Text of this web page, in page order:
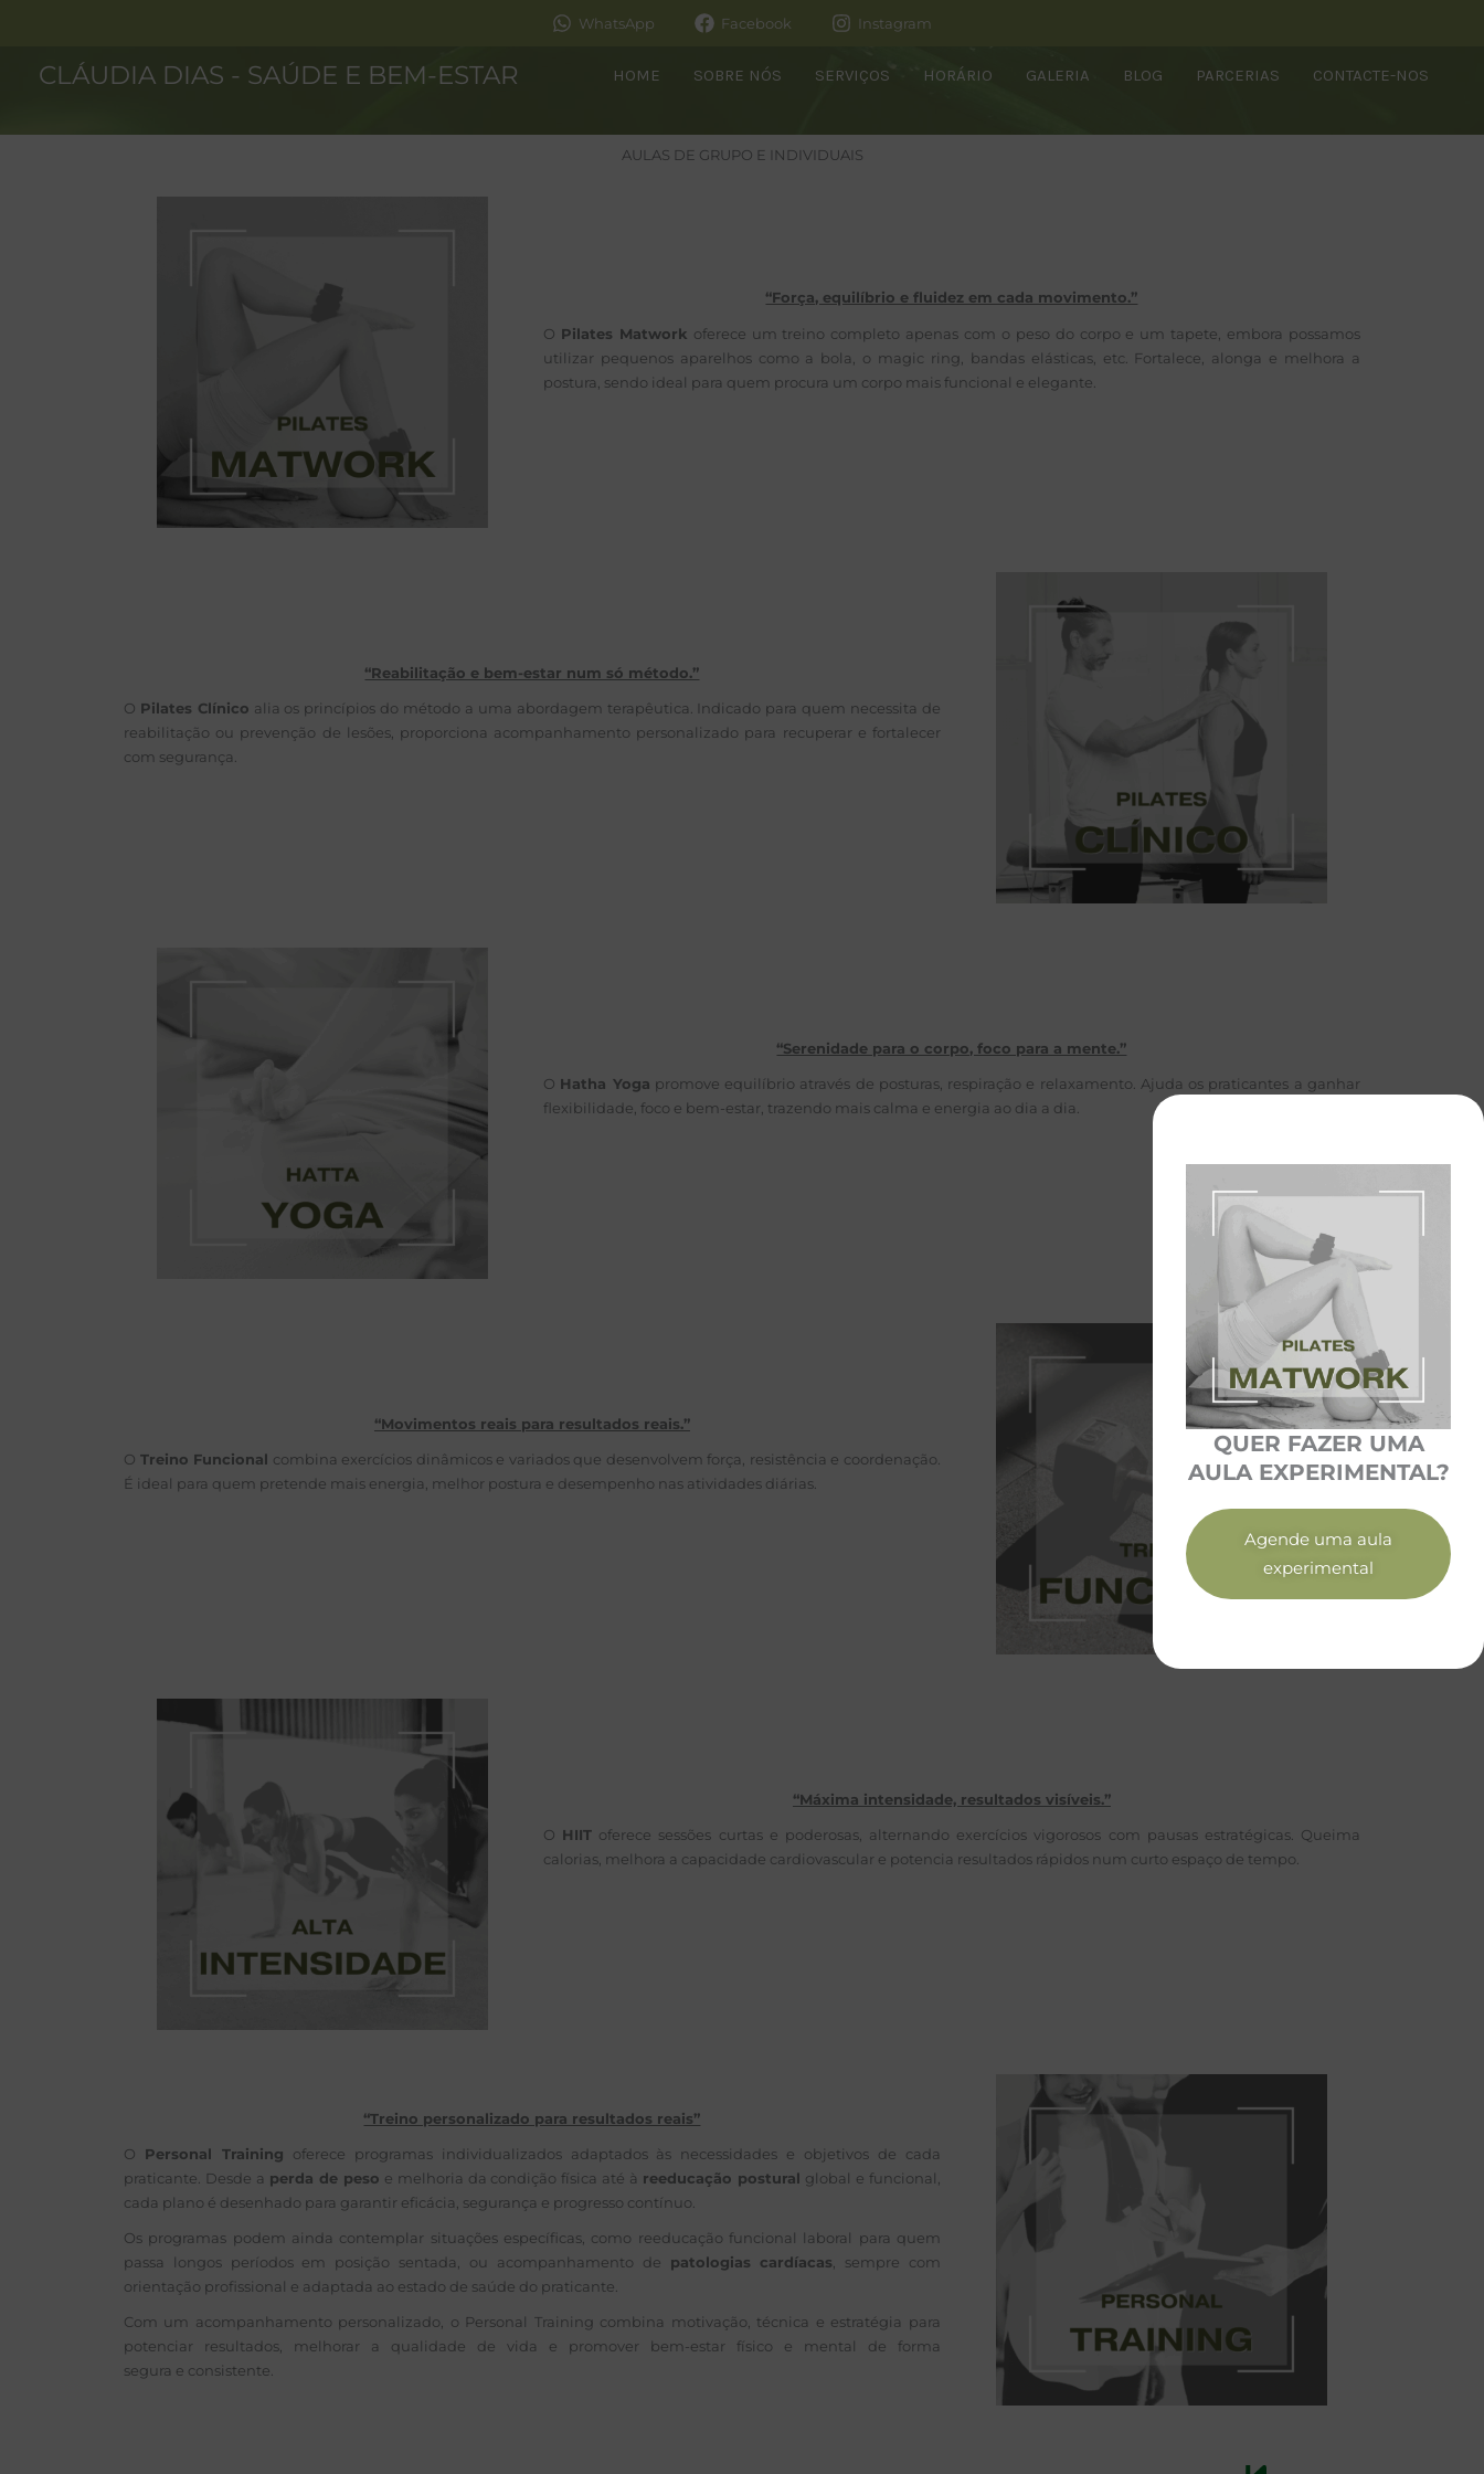
conteúdo
WhatsApp Facebook Instagram
CLÁUDIA DIAS - SAÚDE E BEM-ESTAR HOME SOBRE NÓS SERVIÇOS HORÁRIO GALERIA BLOG PARCERIAS CONTACTE-NOS
AULAS DE GRUPO E INDIVIDUAIS
“Força, equilíbrio e fluidez em cada movimento.”
O Pilates Matwork oferece um treino completo apenas com o peso do corpo e um tapete, embora possamos
utilizar pequenos aparelhos como a bola, o magic ring, bandas elásticas, etc. Fortalece, alonga e melhora a
postura, sendo ideal para quem procura um corpo mais funcional e elegante.
“Reabilitação e bem-estar num só método.”
O Pilates Clínico alia os princípios do método a uma abordagem terapêutica. Indicado para quem necessita de
reabilitação ou prevenção de lesões, proporciona acompanhamento personalizado para recuperar e fortalecer
com segurança.
“Serenidade para o corpo, foco para a mente.”
O Hatha Yoga promove equilíbrio através de posturas, respiração e relaxamento. Ajuda os praticantes a ganhar
flexibilidade, foco e bem-estar, trazendo mais calma e energia ao dia a dia.
“Movimentos reais para resultados reais.”
O Treino Funcional combina exercícios dinâmicos e variados que desenvolvem força, resistência e coordenação.
É ideal para quem pretende mais energia, melhor postura e desempenho nas atividades diárias.
“Máxima intensidade, resultados visíveis.”
O HIIT oferece sessões curtas e poderosas, alternando exercícios vigorosos com pausas estratégicas. Queima
calorias, melhora a capacidade cardiovascular e potencia resultados rápidos num curto espaço de tempo.
“Treino personalizado para resultados reais”
O Personal Training oferece programas individualizados adaptados às necessidades e objetivos de cada
praticante. Desde a perda de peso e melhoria da condição física até à reeducação postural global e funcional,
cada plano é desenhado para garantir eficácia, segurança e progresso contínuo.
Os programas podem ainda contemplar situações específicas, como reeducação funcional laboral para quem
passa longos períodos em posição sentada, ou acompanhamento de patologias cardíacas , sempre com
orientação profissional e adaptada ao estado de saúde do praticante.
Com um acompanhamento personalizado, o Personal Training combina motivação, técnica e estratégia para
potenciar resultados, melhorar a qualidade de vida e promover bem-estar físico e mental de forma
segura e consistente.
QUER FAZER UMA
AULA EXPERIMENTAL?
Agende uma aula
experimental